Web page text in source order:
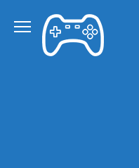
содержанию